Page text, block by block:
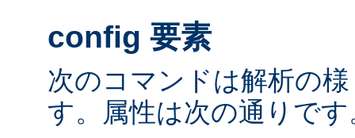
config 要素
次のコマンドは解析の
す。属性は次の通りです